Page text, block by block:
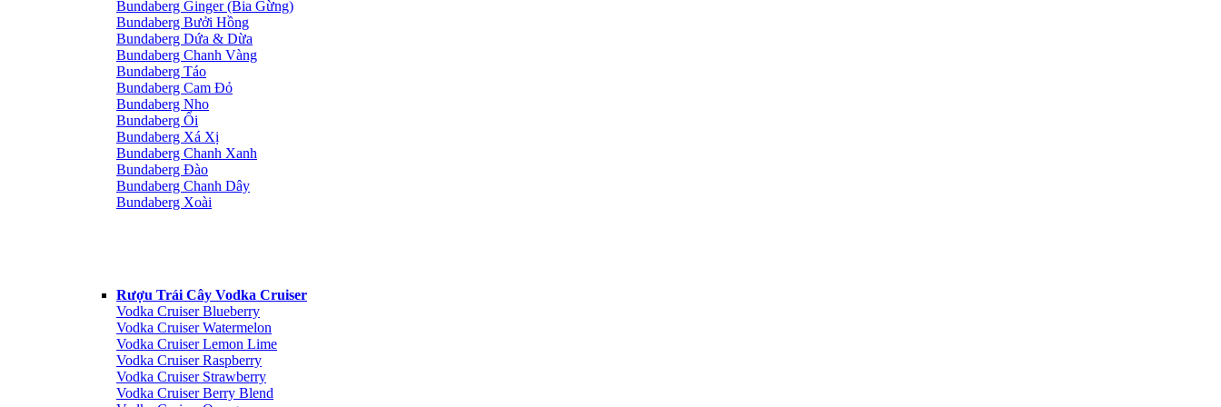
Bundaberg Ginger (Bia Gừng)
Bundaberg Bưởi Hồng
Bundaberg Dứa & Dừa
Bundaberg Chanh Vàng
Bundaberg Táo
Bundaberg Cam Đỏ
Bundaberg Nho
Bundaberg Ổi
Bundaberg Xá Xị
Bundaberg Chanh Xanh
Bundaberg Đào
Bundaberg Chanh Dây
Bundaberg Xoài
Rượu Trái Cây Vodka Cruiser
Vodka Cruiser Blueberry
Vodka Cruiser Watermelon
Vodka Cruiser Lemon Lime
Vodka Cruiser Raspberry
Vodka Cruiser Strawberry
Vodka Cruiser Berry Blend